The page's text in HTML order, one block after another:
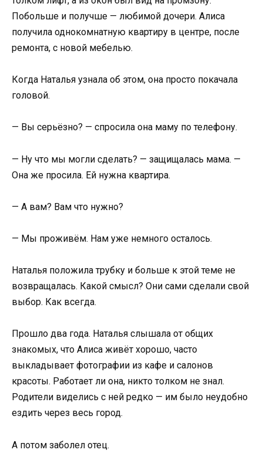
Побольше и получше — любимой дочери. Алиса
получила однокомнатную квартиру в центре, после
ремонта, с новой мебелью.
Когда Наталья узнала об этом, она просто покачала
головой.
— Вы серьёзно? — спросила она маму по телефону.
— Ну что мы могли сделать? — защищалась мама. —
Она же просила. Ей нужна квартира.
— А вам? Вам что нужно?
— Мы проживём. Нам уже немного осталось.
Наталья положила трубку и больше к этой теме не
возвращалась. Какой смысл? Они сами сделали свой
выбор. Как всегда.
Прошло два года. Наталья слышала от общих
знакомых, что Алиса живёт хорошо, часто
выкладывает фотографии из кафе и салонов
красоты. Работает ли она, никто толком не знал.
Родители виделись с ней редко — им было неудобно
ездить через весь город.
А потом заболел отец.